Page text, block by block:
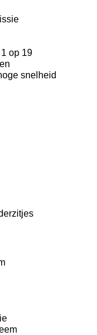
op 19
snelheid